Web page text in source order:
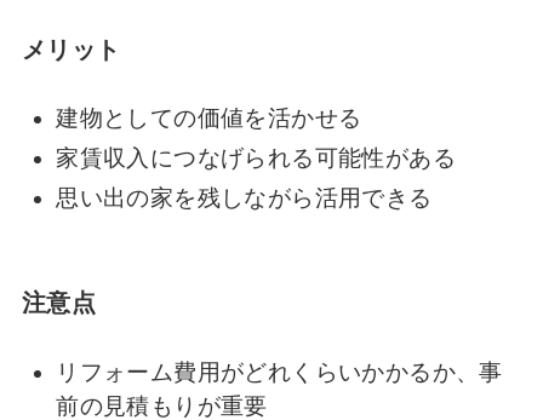
メリット
建物としての価値を活かせる
家賃収入につなげられる可能性がある
思い出の家を残しながら活用できる
注意点
リフォーム費用がどれくらいかかるか、事
前の見積もりが重要